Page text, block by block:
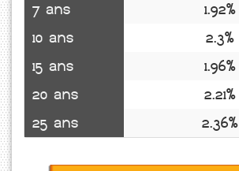
7 ans
1.92%
10 ans
2.3%
15 ans
1.96%
20 ans
2.21%
25 ans
2.36%